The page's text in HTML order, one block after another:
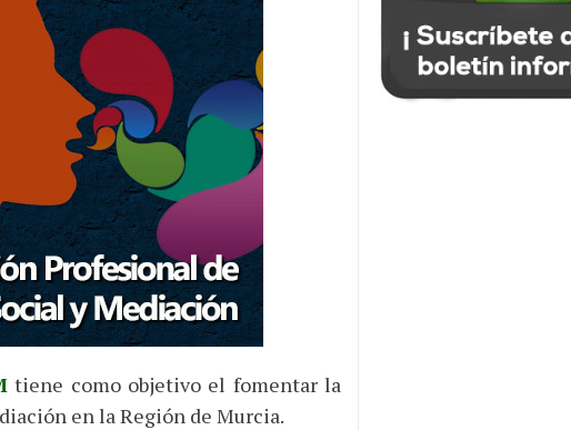
tiene como objetivo el fomentar la
en la Región de Murcia.